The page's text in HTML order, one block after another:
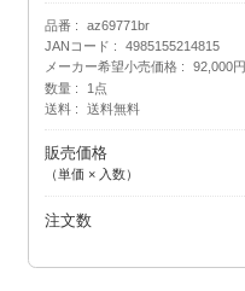
品番
az69771br
JANコード
4985155214815
メーカー希望小売価格
92,000円
数量
1点
送料
送料無料
販売価格
（単価 × 入数）
注文数